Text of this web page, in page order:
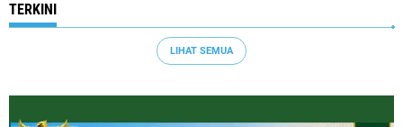
TERKINI
LIHAT SEMUA